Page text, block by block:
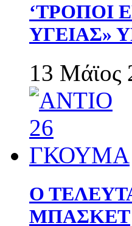
‘ΤΡΟΠΟΙ
ΥΓΕΙΑΣ»
13 Μάϊος
Ο
ΜΠΑΣΚΕΤ